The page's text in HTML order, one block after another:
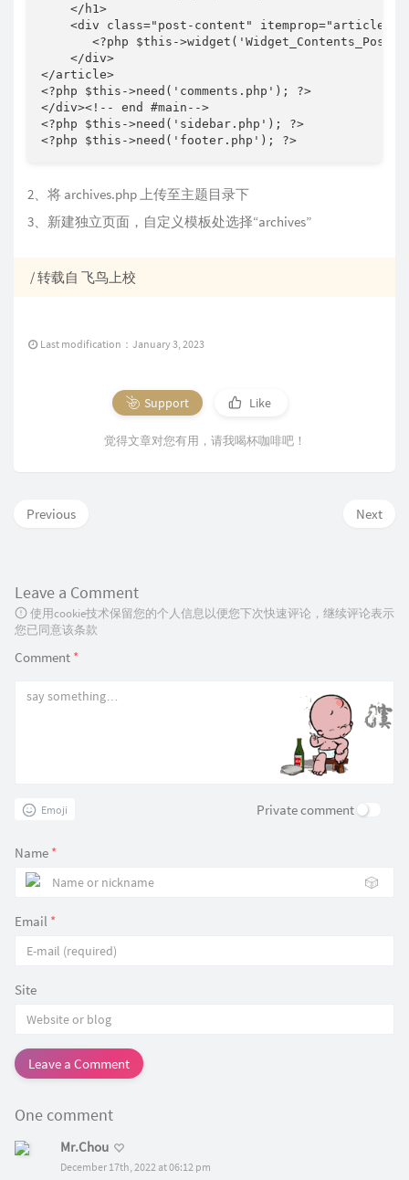
    </h1>
<div class="post-content"
<?php $this-
    </div>
</article>
<?php $this->need('comments.php'); ?>
</div><!-- end #main-->
<?php $this->need('sidebar.php'); ?>
<?php $this->need('footer.php'); ?>
2、将 archives.php 上传至主题目录下
3、新建独立页面，自定义模板处选择“archives”
/ 转载自 飞鸟上校
Last modification：January 3, 2023
Support Like
觉得文章对您有用，请我喝杯咖啡吧！
Next
Previous
Leave a Comment
使用cookie技术保留您的个人信息以便您下次快速评论，继续评论表示
您已同意该条款
Comment *
Emoji Private comment
Name *
🎲
Email *
Site
Leave a Comment
One comment
Mr.Chou
December 17th, 2022 at 06:12 pm